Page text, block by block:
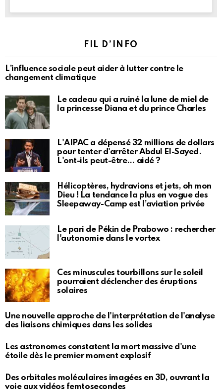
FIL D’INFO
L’influence sociale peut aider à lutter contre le
changement climatique
Le cadeau qui a ruiné la lune de miel de
la princesse Diana et du prince Charles
L'AIPAC a dépensé 32 millions de dollars
pour tenter d'arrêter Abdul El-Sayed.
L'ont-ils peut-être… aidé ?
Hélicoptères, hydravions et jets, oh mon
Dieu ! La tendance la plus en vogue des
Sleepaway-Camp est l’aviation privée
Le pari de Pékin de Prabowo : rechercher
l'autonomie dans le vortex
Ces minuscules tourbillons sur le soleil
pourraient déclencher des éruptions
solaires
Une nouvelle approche de l'interprétation de l'analyse
des liaisons chimiques dans les solides
Les astronomes constatent la mort massive d'une
étoile dès le premier moment explosif
Des orbitales moléculaires imagées en 3D, ouvrant la
voie aux vidéos femtosecondes